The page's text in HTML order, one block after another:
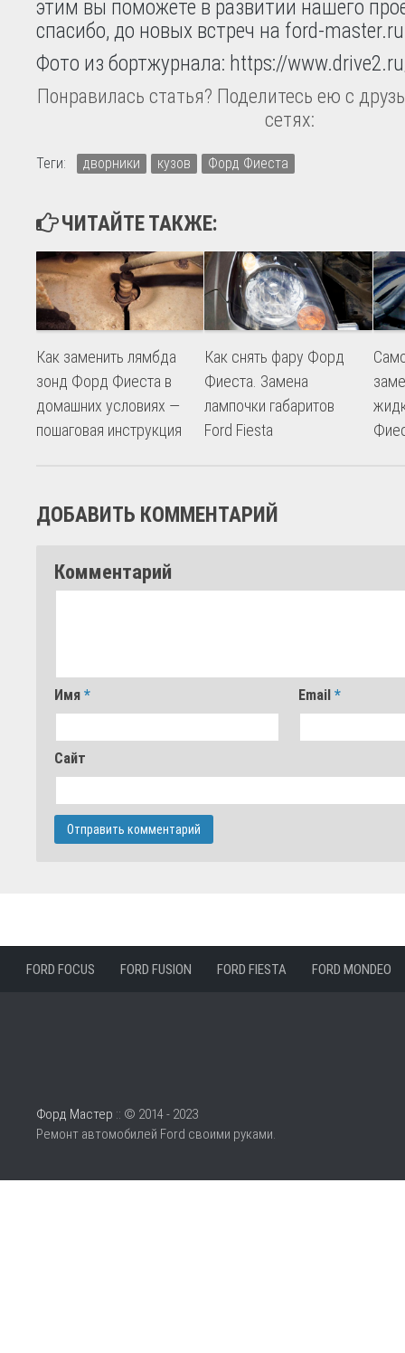
этим вы поможете в развитии нашего
спасибо, до новых встреч на ford-
Фото из бортжурнала: https://
Понравилась статья? Поделитесь ею с
сетях:
Теги: дворники кузов Форд Фиеста
ЧИТАЙТЕ ТАКЖЕ:
Как заменить лямбда
зонд Форд Фиеста в
домашних условиях —
пошаговая инструкция
Как снять фару Форд
Фиеста. Замена
лампочки габаритов
Ford Fiesta
ДОБАВИТЬ КОММЕНТАРИЙ
Комментарий
Имя * Email*
Сайт
FORD FOCUS FORD FUSION FORD FIESTA FORD MONDEO
Форд Мастер :: © 2014 - 2023
Ремонт автомобилей Ford своими руками.